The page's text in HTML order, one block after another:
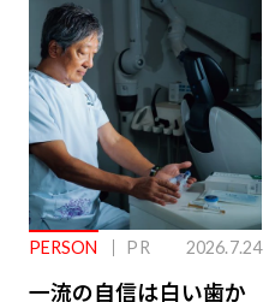
PERSON PR 2026.7.24
一流の自信は白い歯か